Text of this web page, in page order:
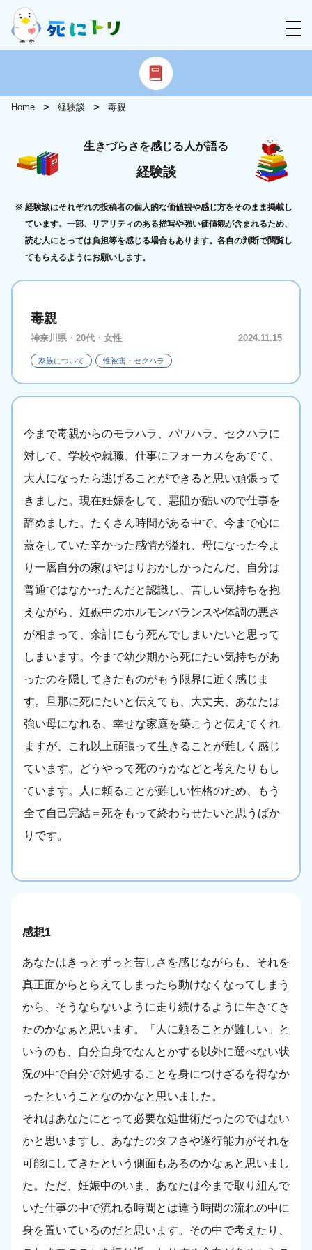
Home 経験談 毒親
生きづらさを感じる人が語る
経験談
経験談はそれぞれの投稿者の個人的な価値観や感じ方をそのまま掲載し
ています。一部、リアリティのある描写や強い価値観が含まれるため、
読む人にとっては負担等を感じる場合もあります。各自の判断で閲覧し
てもらえるようにお願いします。
毒親
神奈川県・20代・女性 2024.11.15
家族について 性被害・セクハラ
今まで毒親からのモラハラ、パワハラ、セクハラに
対して、学校や就職、仕事にフォーカスをあてて、
大人になったら逃げることができると思い頑張って
きました。現在妊娠をして、悪阻が酷いので仕事を
辞めました。たくさん時間がある中で、今まで心に
蓋をしていた辛かった感情が溢れ、母になった今よ
り一層自分の家はやはりおかしかったんだ、自分は
普通ではなかったんだと認識し、苦しい気持ちを抱
えながら、妊娠中のホルモンバランスや体調の悪さ
が相まって、余計にもう死んでしまいたいと思って
しまいます。今まで幼少期から死にたい気持ちがあ
ったのを隠してきたものがもう限界に近く感じま
す。旦那に死にたいと伝えても、大丈夫、あなたは
強い母になれる、幸せな家庭を築こうと伝えてくれ
ますが、これ以上頑張って生きることが難しく感じ
ています。どうやって死のうかなどと考えたりもし
ています。人に頼ることが難しい性格のため、もう
全て自己完結＝死をもって終わらせたいと思うばか
りです。
感想1
あなたはきっとずっと苦しさを感じながらも、それを
真正面からとらえてしまったら動けなくなってしまう
から、そうならないように走り続けるように生きてき
たのかなぁと思います。「人に頼ることが難しい」と
いうのも、自分自身でなんとかする以外に選べない状
況の中で自分で対処することを身につけざるを得なか
ったということなのかなと思いました。
それはあなたにとって必要な処世術だったのではない
かと思いますし、あなたのタフさや遂行能力がそれを
可能にしてきたという側面もあるのかなぁと思いまし
た。ただ、妊娠中のいま、あなたは今まで取り組んで
いた仕事の中で流れる時間とは違う時間の流れの中に
身を置いているのだと思います。その中で考えたり、